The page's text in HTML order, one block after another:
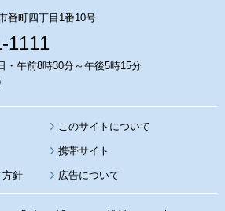
番町四丁目1番10号
1111
・午前8時30分～午後5時15分
このサイトについて
携帯サイト
方針 広告について